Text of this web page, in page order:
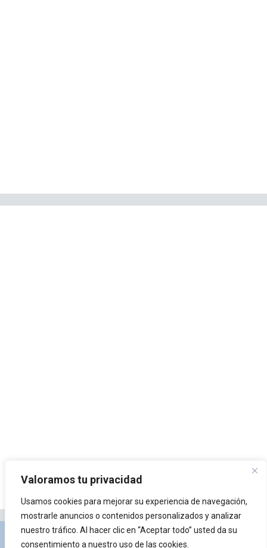
Valoramos tu privacidad
Usamos cookies para mejorar su experiencia de navegación,
mostrarle anuncios o contenidos personalizados y analizar
nuestro tráfico. Al hacer clic en “Aceptar todo” usted da su
consentimiento a nuestro uso de las cookies.
Privacidad y Política de Cookies Portal de